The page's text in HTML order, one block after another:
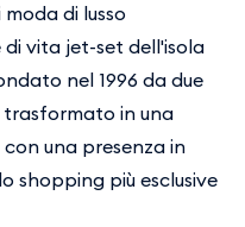
di lusso
vita jet-set dell'isola
nel 1996 da due
trasformato in una
una presenza in
shopping più esclusive